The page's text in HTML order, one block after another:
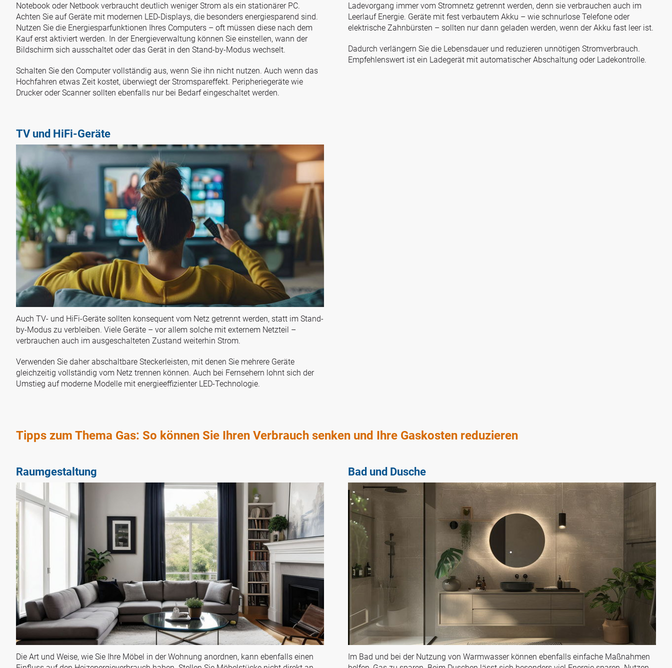
Notebook oder Netbook verbraucht deutlich weniger Strom als ein stationärer PC.
Achten Sie auf Geräte mit modernen LED-Displays, die besonders energiesparend sind.
Nutzen Sie die Energiesparfunktionen Ihres Computers – oft müssen diese nach dem
Kauf erst aktiviert werden. In der Energieverwaltung können Sie einstellen, wann der
Bildschirm sich ausschaltet oder das Gerät in den Stand-by-Modus wechselt.
Schalten Sie den Computer vollständig aus, wenn Sie ihn nicht nutzen. Auch wenn das
Hochfahren etwas Zeit kostet, überwiegt der Stromspareffekt. Peripheriegeräte wie
Drucker oder Scanner sollten ebenfalls nur bei Bedarf eingeschaltet werden.
Ladevorgang immer vom Stromnetz getrennt werden, denn sie verbrauchen auch im
Leerlauf Energie. Geräte mit fest verbautem Akku – wie schnurlose Telefone oder
elektrische Zahnbürsten – sollten nur dann geladen werden, wenn der Akku fast leer ist.
Dadurch verlängern Sie die Lebensdauer und reduzieren unnötigen Stromverbrauch.
Empfehlenswert ist ein Ladegerät mit automatischer Abschaltung oder Ladekontrolle.
TV und HiFi-Geräte
Auch TV- und HiFi-Geräte sollten konsequent vom Netz getrennt werden, statt im Stand-
by-Modus zu verbleiben. Viele Geräte – vor allem solche mit externem Netzteil –
verbrauchen auch im ausgeschalteten Zustand weiterhin Strom.
Verwenden Sie daher abschaltbare Steckerleisten, mit denen Sie mehrere Geräte
gleichzeitig vollständig vom Netz trennen können. Auch bei Fernsehern lohnt sich der
Umstieg auf moderne Modelle mit energieeffizienter LED-Technologie.
Tipps zum Thema Gas: So können Sie Ihren Verbrauch senken und Ihre Gaskosten reduzieren
Raumgestaltung
Die Art und Weise, wie Sie Ihre Möbel in der Wohnung anordnen, kann ebenfalls einen
Bad und Dusche
Im Bad und bei der Nutzung von Warmwasser können ebenfalls einfache Maßnahmen